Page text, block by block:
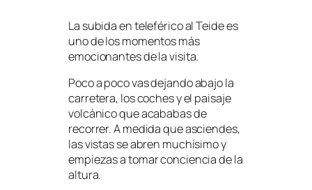
La subida en teleférico al Teide es
uno de los momentos más
emocionantes de la visita.
Poco a poco vas dejando abajo la
carretera, los coches y el paisaje
volcánico que acababas de
recorrer. A medida que asciendes,
las vistas se abren muchísimo y
empiezas a tomar conciencia de la
altura.